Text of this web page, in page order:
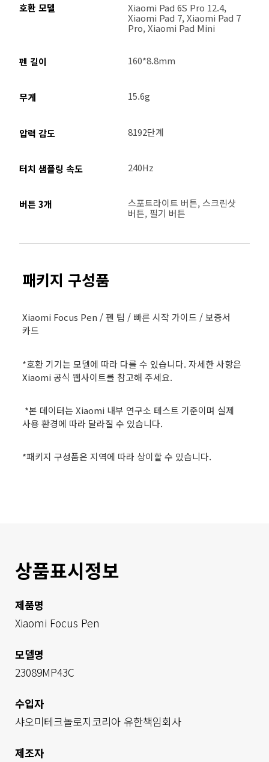
호환 모델
Xiaomi Pad 6S Pro 12.4,
Xiaomi Pad 7, Xiaomi Pad 7
Pro, Xiaomi Pad Mini
펜 길이 160*8.8mm
무게 15.6g
압력 감도 8192단계
터치 샘플링 속도 240Hz
버튼 3개
스포트라이트 버튼, 스크린샷
버튼, 필기 버튼
패키지 구성품
Xiaomi Focus Pen / 펜 팁 / 빠른 시작 가이드 / 보증서
카드
*호환 기기는 모델에 따라 다를 수 있습니다. 자세한 사항은
Xiaomi 공식 웹사이트를 참고해 주세요.
사용 환경에 따라 달라질 수 있습니다.
*패키지 구성품은 지역에 따라 상이할 수 있습니다.
상품표시정보
제품명
Xiaomi Focus Pen
모델명
23089MP43C
수입자
샤오미테크놀로지코리아 유한책임회사
제조자